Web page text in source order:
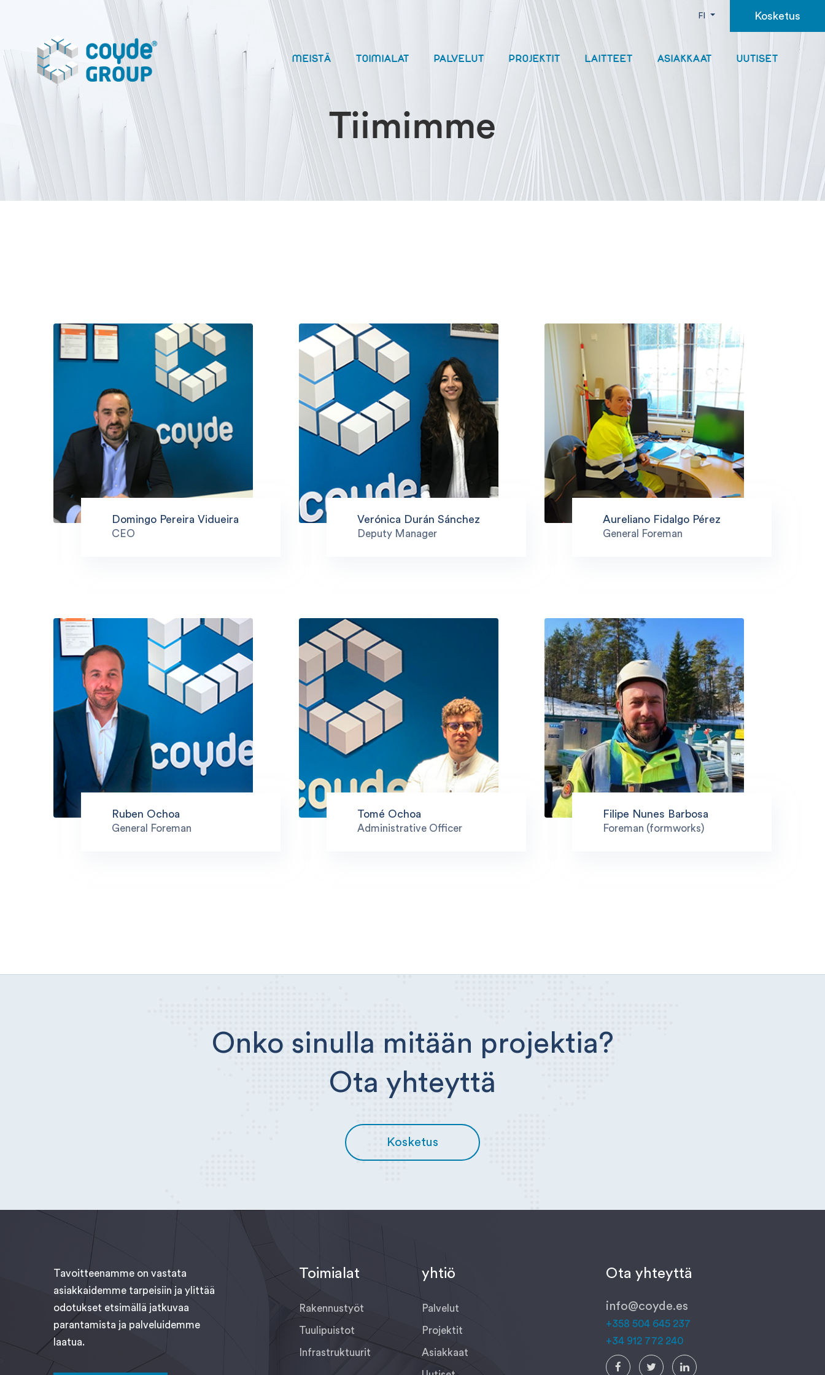
FI Kosketus
MEISTÄ TOIMIALAT PALVELUT PROJEKTIT LAITTEET ASIAKKAAT UUTISET
Tiimimme
Domingo Pereira Vidueira
CEO
Verónica Durán Sánchez
Deputy Manager
Aureliano Fidalgo Pérez
General Foreman
Ruben Ochoa
General Foreman
Tomé Ochoa
Administrative Officer
Filipe Nunes Barbosa
Foreman (formworks)
Onko sinulla mitään projektia?
Ota yhteyttä
Kosketus
Tavoitteenamme on vastata
asiakkaidemme tarpeisiin ja ylittää
odotukset etsimällä jatkuvaa
parantamista ja palveluidemme
laatua.
Toimialat
Rakennustyöt
Tuulipuistot
Infrastruktuurit
yhtiö
Palvelut
Projektit
Asiakkaat
Ota yhteyttä
info@coyde.es
+358 504 645 237
+34 912 772 240